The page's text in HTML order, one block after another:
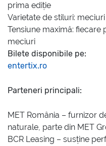
prima ediție
Varietate de stiluri:
Tensiune maximă: fiecare
meciuri
Bilete disponibile pe:
entertix.ro
Parteneri principali:
MET România – furnizor
naturale, parte din MET
BCR Leasing – susține